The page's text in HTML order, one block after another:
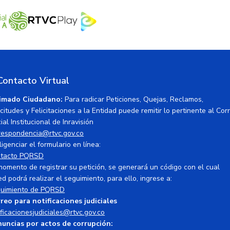
Virtual
Ciudadano: Para radicar Peticiones, Quejas, Reclamos,
y Felicitaciones a la Entidad puede remitir lo pertinente al
Institucional de Inravisión
el formulario en línea:
PQRSD
de registrar su petición, se generará un código con el cual
podrá realizar el seguimiento, para ello, ingrese a:
de PQRSD
para notificaciones judiciales
por actos de corrupción: